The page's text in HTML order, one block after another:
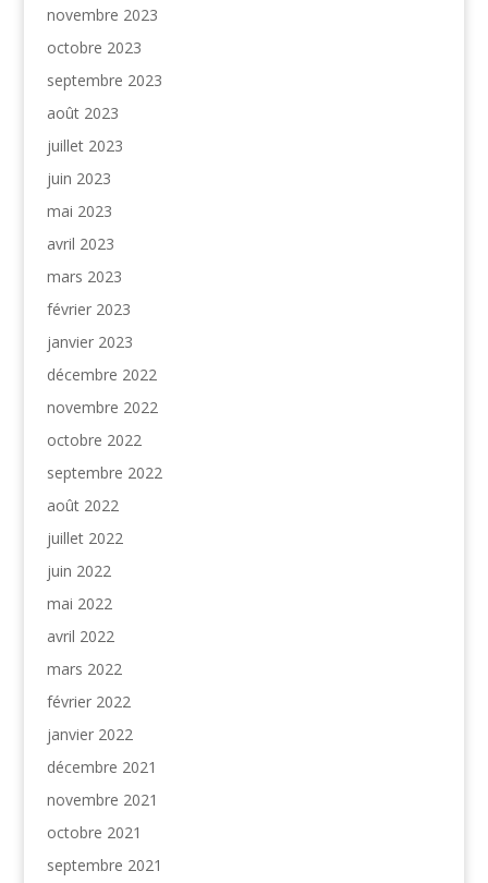
novembre 2023
octobre 2023
septembre 2023
août 2023
juillet 2023
juin 2023
mai 2023
avril 2023
mars 2023
février 2023
janvier 2023
décembre 2022
novembre 2022
octobre 2022
septembre 2022
août 2022
juillet 2022
juin 2022
mai 2022
avril 2022
mars 2022
février 2022
janvier 2022
décembre 2021
novembre 2021
octobre 2021
septembre 2021